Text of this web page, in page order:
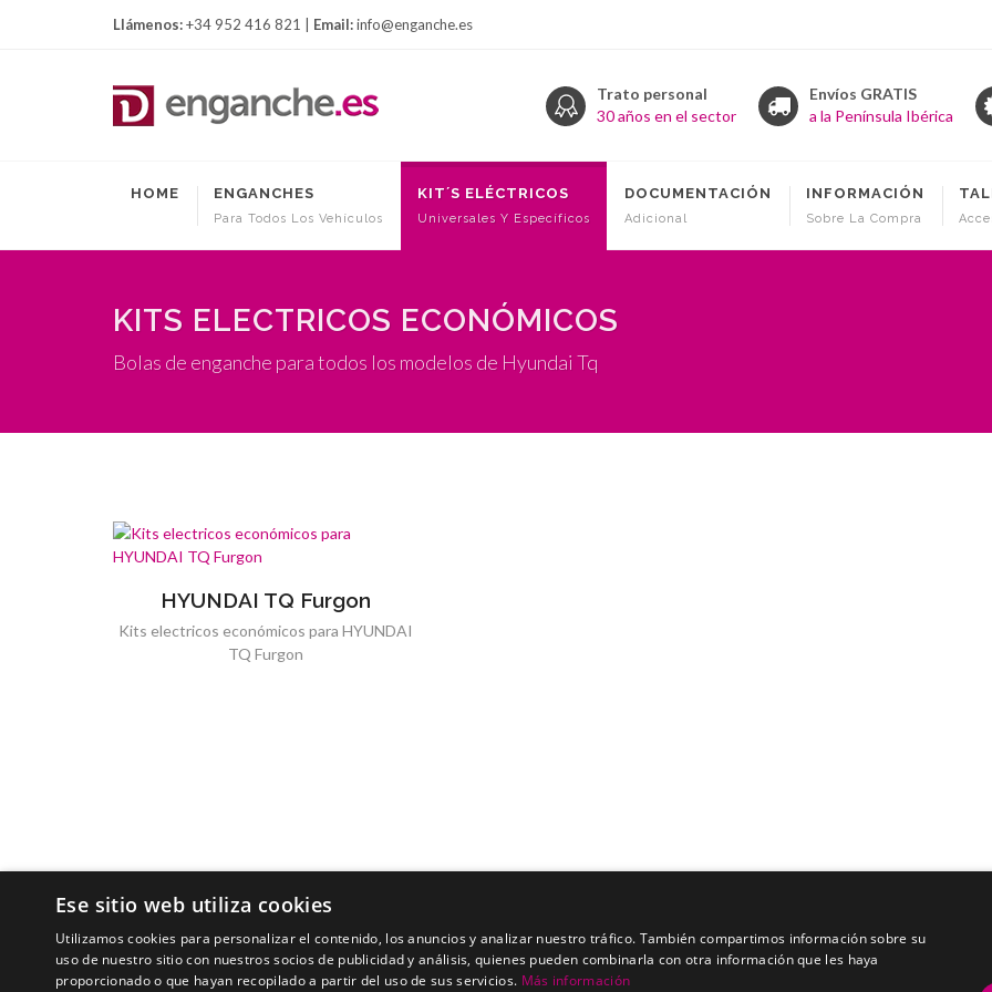
Llámenos:+34 952 416 821 | Email:info@enganche.es
Trato personal
30 años en el sector
Envíos GRATIS
a la Península Ibérica
HOME ENGANCHES
Para Todos Los Vehículos
KIT´S ELÉCTRICOS
Universales Y Específicos
DOCUMENTACIÓN
Adicional
INFORMACIÓN
Sobre La Compra
KITS ELECTRICOS ECONÓMICOS
Bolas de enganche para todos los modelos de Hyundai Tq
HYUNDAI TQ Furgon
Kits electricos económicos para HYUNDAI
TQ Furgon
Ese sitio web utiliza cookies
Utilizamos cookies para personalizar el contenido, los anuncios y analizar nuestro tráfico. También compartimos información sobre su
uso de nuestro sitio con nuestros socios de publicidad y análisis, quienes pueden combinarla con otra información que les haya
proporcionado o que hayan recopilado a partir del uso de sus servicios. Más información